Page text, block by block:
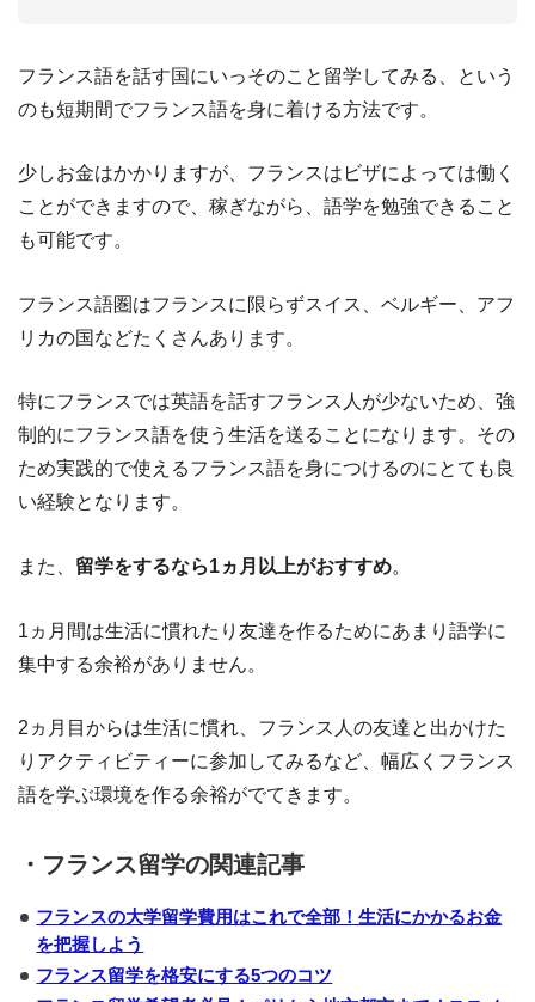
フランス語を話す国にいっそのこと留学してみる、という
のも短期間でフランス語を身に着ける方法です。
少しお金はかかりますが、フランスはビザによっては働く
ことができますので、稼ぎながら、語学を勉強できること
も可能です。
フランス語圏はフランスに限らずスイス、ベルギー、アフ
リカの国などたくさんあります。
特にフランスでは英語を話すフランス人が少ないため、強
制的にフランス語を使う生活を送ることになります。その
ため実践的で使えるフランス語を身につけるのにとても良
い経験となります。
また、 留学をするなら1ヵ月以上がおすすめ。
1ヵ月間は生活に慣れたり友達を作るためにあまり語学に
集中する余裕がありません。
2ヵ月目からは生活に慣れ、フランス人の友達と出かけた
りアクティビティーに参加してみるなど、幅広くフランス
語を学ぶ環境を作る余裕がでてきます。
・フランス留学の関連記事
フランスの大学留学費用はこれで全部！生活にかかるお金
を把握しよう
フランス留学を格安にする5つのコツ